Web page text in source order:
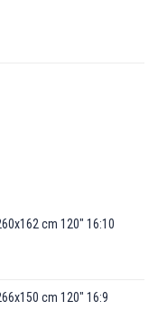
cm 120" 16:10
cm 120" 16:9